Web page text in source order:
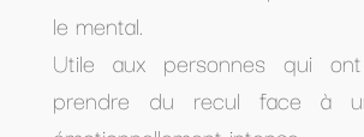
le mental.
Utile aux personnes qui
prendre du recul face à